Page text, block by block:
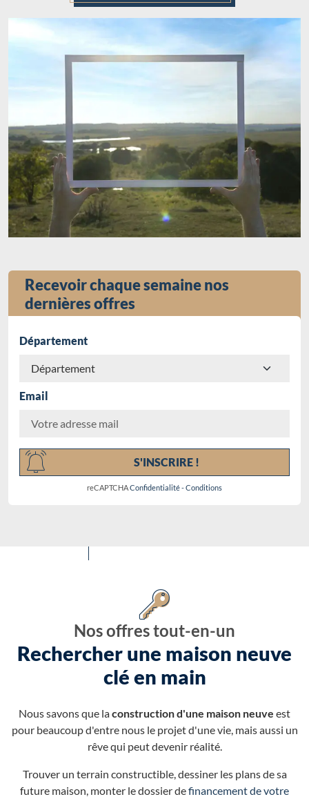
Recevoir chaque semaine nos
dernières offres
Département
Email
S'INSCRIRE !
reCAPTCHAConfidentialité-Conditions
Nos offres tout-en-un
Rechercher une maison neuve
clé en main
Nous savons que laconstruction d'une maison neuve est
pour beaucoup d'entre nous le projet d'une vie, mais aussi un
rêve qui peut devenir réalité.
Trouver un terrain constructible, dessiner les plans de sa
future maison, monter le dossier definancement de votre